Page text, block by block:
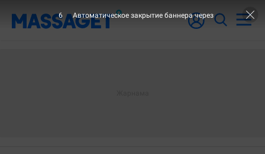
5 Автоматическое закрытие баннера через